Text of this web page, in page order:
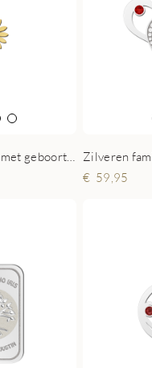
59,95